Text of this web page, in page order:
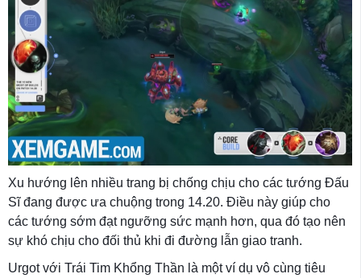
Xu hướng lên nhiều trang bị chống chịu cho các tướng Đấu
Sĩ đang được ưa chuộng trong 14.20. Điều này giúp cho
các tướng sớm đạt ngưỡng sức mạnh hơn, qua đó tạo nên
sự khó chịu cho đối thủ khi đi đường lẫn giao tranh.
Urgot với Trái Tim Khổng Thần là một ví dụ vô cùng tiêu